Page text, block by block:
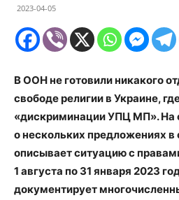
2023-04-05
В ООН не готовили никакого
свободе религии в Украине,
«дискриминации УПЦ МП». На
о нескольких предложениях в
описывает ситуацию с
1 августа по 31 января 2023
документирует